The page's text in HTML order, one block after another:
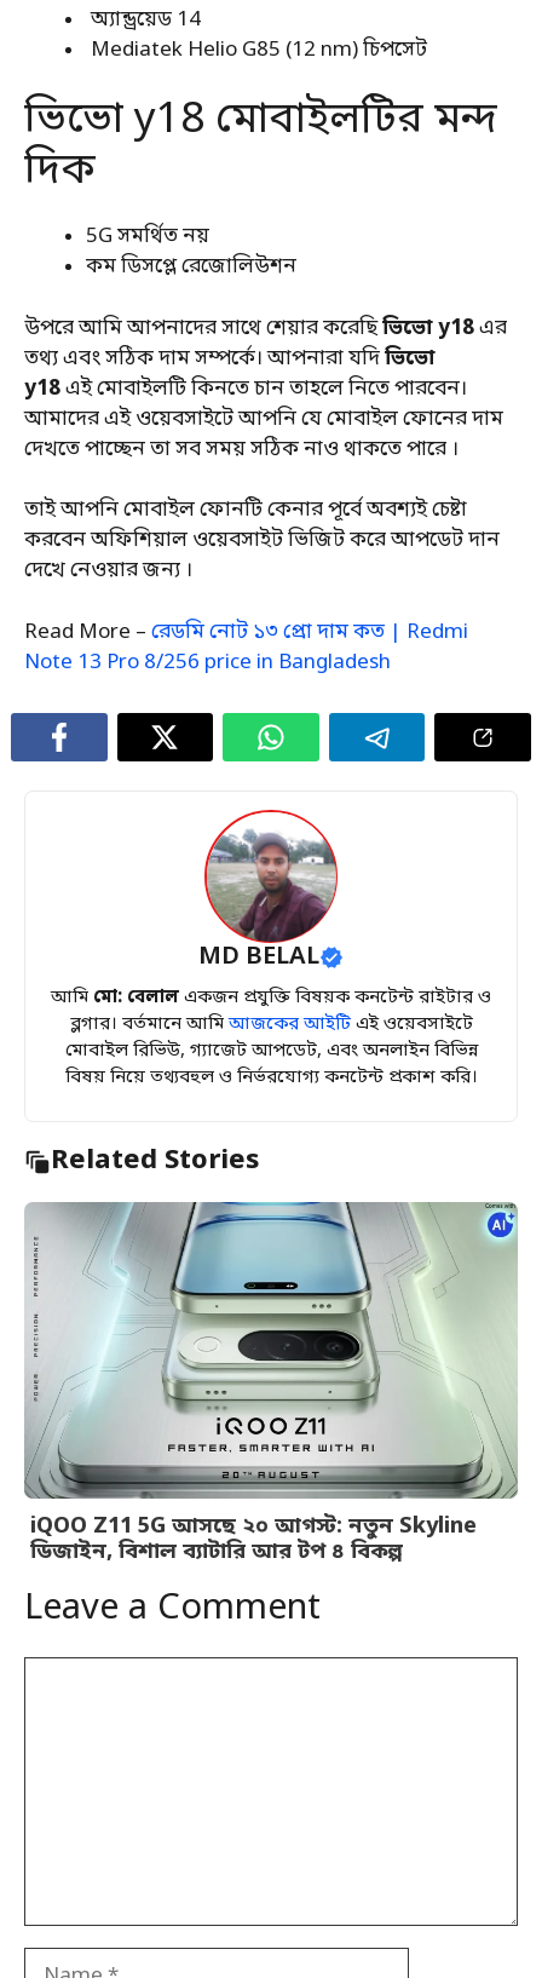
অ্যান্ড্রয়েড 14
Mediatek Helio G85 (12 nm) চিপসেট
ভিভো y18 মোবাইলটির মন্দ
দিক
5G সমর্থিত নয়
কম ডিসপ্লে রেজোলিউশন
উপরে আমি আপনাদের সাথে শেয়ার করেছিভিভো y18এর
তথ্য এবং সঠিক দাম সম্পর্কে। আপনারা যদিভিভো
y18এই মোবাইলটি কিনতে চান তাহলে নিতে পারবেন।
আমাদের এই ওয়েবসাইটে আপনি যে মোবাইল ফোনের দাম
দেখতে পাচ্ছেন তা সব সময় সঠিক নাও থাকতে পারে ।
তাই আপনি মোবাইল ফোনটি কেনার পূর্বে অবশ্যই চেষ্টা
করবেন অফিশিয়াল ওয়েবসাইট ভিজিট করে আপডেট দান
দেখে নেওয়ার জন্য ।
Read More – রেডমি নোট ১৩ প্রো দাম কত | Redmi
Note 13 Pro 8/256 price in Bangladesh
MD BELAL
আমি মো: বেলাল একজন প্রযুক্তি বিষয়ক কনটেন্ট রাইটার ও
ব্লগার। বর্তমানে আমিআজকের আইটিএই ওয়েবসাইটে
মোবাইল রিভিউ, গ্যাজেট আপডেট, এবং অনলাইন বিভিন্ন
বিষয় নিয়ে তথ্যবহুল ও নির্ভরযোগ্য কনটেন্ট প্রকাশ করি।
Related Stories
iQOO Z11 5G আসছে ২০ আগস্ট: নতুন Skyline
ডিজাইন, বিশাল ব্যাটারি আর টপ ৪ বিকল্প
Slide 2 of 6
Leave a Comment
Name